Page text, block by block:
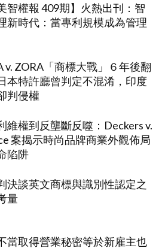
智權報 409期】火熱出刊：智
新時代：當專利規模成為管理
v. ZORA「商標大戰」６年後翻
本特許廳曾判定不混淆，印度
判侵權
維權到反壟斷反噬：Deckers v.
案揭示時尚品牌商業外觀佈局
陷阱
決談英文商標與識別性認定之
量
當取得營業秘密等於新雇主也